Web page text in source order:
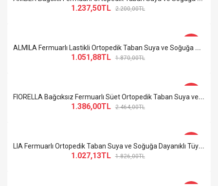
1.237,50TL 2.200,00TL
A
LMILA Fermuarlı Lastikli Ortopedik Taban Suya ve Soğuğa Dayanıklı Topuklu Süet Kadın Bot TT Ten
1.051,88TL 1.870,00TL
F
IORELLA Bağcıksız Fermuarlı Süet Ortopedik Taban Suya ve Soğuğa Dayanıklı Kadın Çizme ST Siyah
1.386,00TL 2.464,00TL
L
IA Fermuarlı Ortopedik Taban Suya ve Soğuğa Dayanıklı Tüylü Topuklu Süet Kadın Bot ST Siyah
1.027,13TL 1.826,00TL